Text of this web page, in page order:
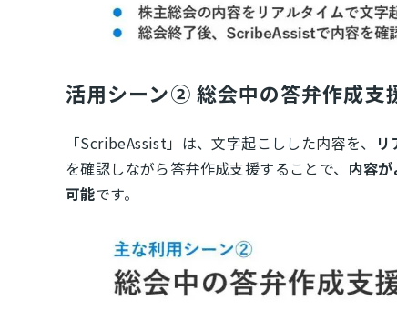
活用シーン② 総会中の答弁作成支
「ScribeAssist」は、文字起こしした内容を、
を確認しながら答弁作成支援することで、 内容
可能です。